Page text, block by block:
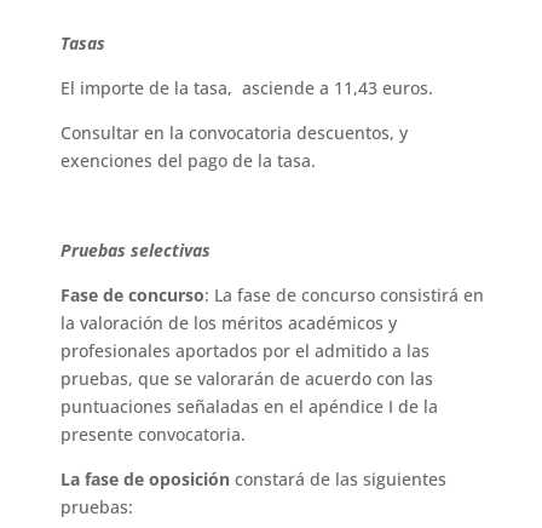
Tasas
El importe de la tasa, asciende a 11,43 euros.
Consultar en la convocatoria descuentos, y
exenciones del pago de la tasa.
Pruebas selectivas
Fase de concurso: La fase de concurso consistirá en
la valoración de los méritos académicos y
profesionales aportados por el admitido a las
pruebas, que se valorarán de acuerdo con las
puntuaciones señaladas en el apéndice I de la
presente convocatoria.
La fase de oposición constará de las siguientes
pruebas: